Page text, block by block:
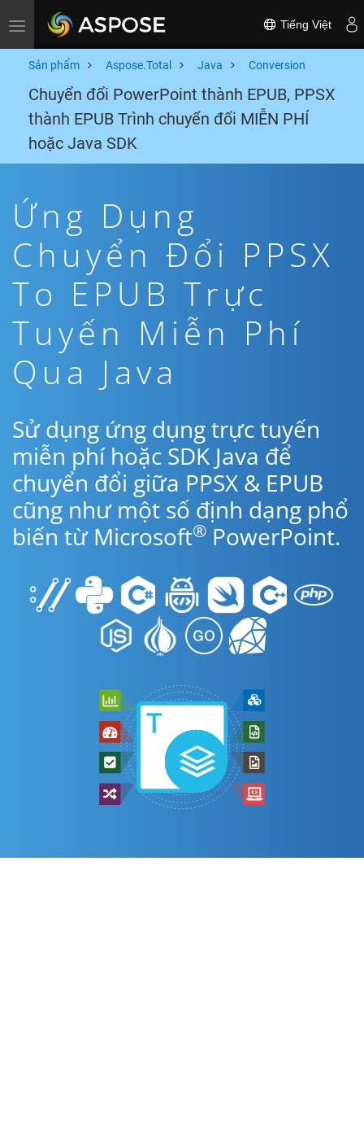
Toggle navigation Tiếng Việt
Sản phẩm Aspose.Total Java Conversion
Chuyển đổi PowerPoint thành EPUB, PPSX
thành EPUB Trình chuyển đổi MIỄN PHÍ
hoặc Java SDK
Ứng Dụng
Chuyển Đổi PPSX
To EPUB Trực
Tuyến Miễn Phí
Qua Java
Sử dụng ứng dụng trực tuyến
miễn phí hoặc SDK Java để
chuyển đổi giữa PPSX & EPUB
cũng như một số định dạng phổ
biến từ Microsoft® PowerPoint.